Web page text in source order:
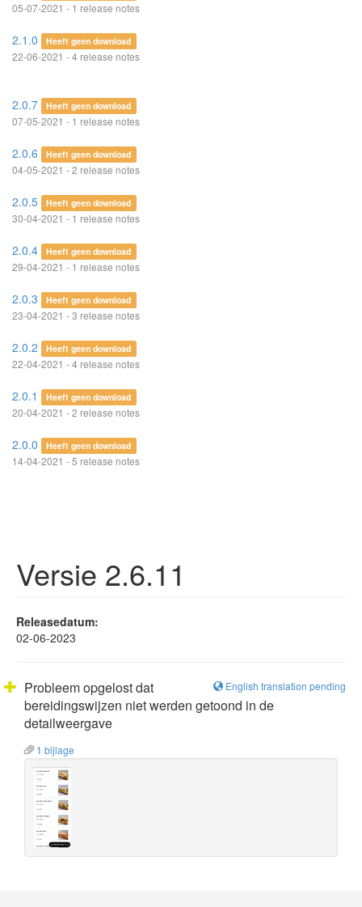
05-07-2021 - 1 release notes
2.1.0 Heeft geen download
22-06-2021 - 4 release notes
2.0.7 Heeft geen download
07-05-2021 - 1 release notes
2.0.6 Heeft geen download
04-05-2021 - 2 release notes
2.0.5 Heeft geen download
30-04-2021 - 1 release notes
2.0.4 Heeft geen download
29-04-2021 - 1 release notes
2.0.3 Heeft geen download
23-04-2021 - 3 release notes
2.0.2 Heeft geen download
22-04-2021 - 4 release notes
2.0.1 Heeft geen download
20-04-2021 - 2 release notes
2.0.0 Heeft geen download
14-04-2021 - 5 release notes
Versie 2.6.11
Releasedatum:
02-06-2023
English translation pending
Probleem opgelost dat
bereidingswijzen niet werden getoond in de
detailweergave
1 bijlage